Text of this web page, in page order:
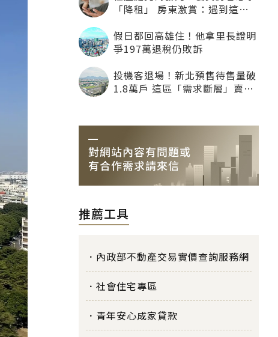
「降租」 房東激賞：遇到這種
假日都回高雄住！他拿里長證明
爭197萬退稅仍敗訴
投機客退場！新北預售待售量破
1.8萬戶 這區「需求斷層」賣壓
推薦工具
內政部不動產交易實價查詢服務網
社會住宅專區
青年安心成家貸款